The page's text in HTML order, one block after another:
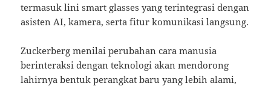
termasuk lini smart glasses yang terintegrasi dengan
asisten AI, kamera, serta fitur komunikasi langsung.
Zuckerberg menilai perubahan cara manusia
berinteraksi dengan teknologi akan mendorong
lahirnya bentuk perangkat baru yang lebih alami,